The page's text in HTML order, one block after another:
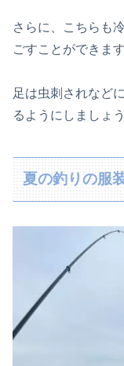
さらに、こちらも
ごすことができます
足は虫刺されなど
るようにしましょう
夏の釣りの服